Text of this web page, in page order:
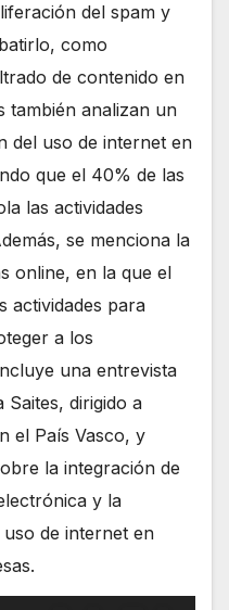
del spam y
como
de contenido en
también analizan un
del uso de internet en
que el 40% de las
las actividades
se menciona la
online, en la que el
actividades para
a los
una entrevista
dirigido a
el País Vasco, y
la integración de
y la
de internet en